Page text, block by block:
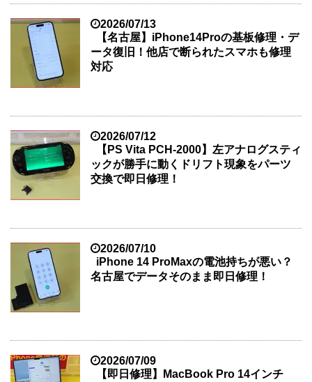
2026/07/13
【名古屋】iPhone14Proの基板修理・デ
ータ復旧！他店で断られたスマホも修理
対応
2026/07/12
【PS Vita PCH-2000】左アナログスティ
ックが勝手に動くドリフト現象をパーツ
交換で即日修理！
2026/07/10
iPhone 14 ProMaxの電池持ちが悪い？
名古屋でデータそのまま即日修理！
2026/07/09
【即日修理】MacBook Pro 14インチ